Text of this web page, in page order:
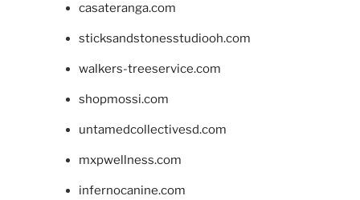
casateranga.com
sticksandstonesstudiooh.com
walkers-treeservice.com
shopmossi.com
untamedcollectivesd.com
mxpwellness.com
infernocanine.com